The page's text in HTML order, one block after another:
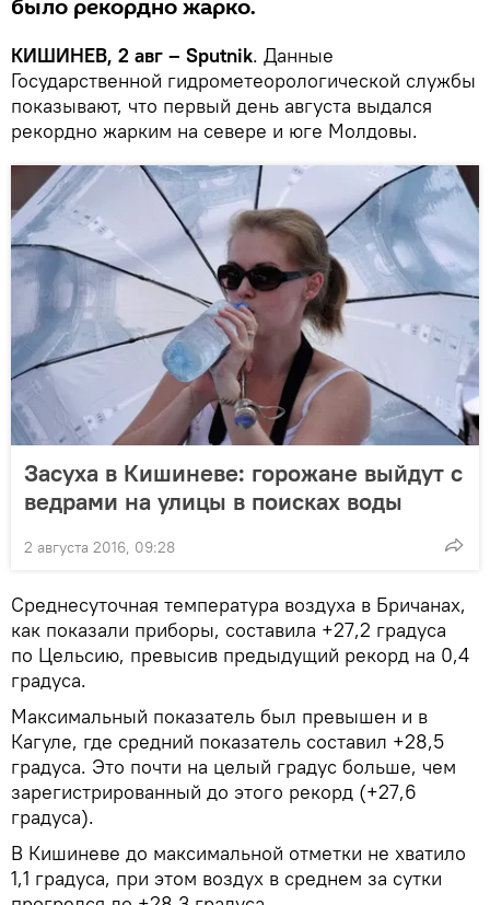
было рекордно жарко.
КИШИНЕВ, 2 авг – Sputnik. Данные
Государственной гидрометеорологической службы
показывают, что первый день августа выдался
рекордно жарким на севере и юге Молдовы.
Засуха в Кишиневе: горожане выйдут с
ведрами на улицы в поисках воды
2 августа 2016, 09:28
Среднесуточная температура воздуха в Бричанах,
как показали приборы, составила +27,2 градуса
по Цельсию, превысив предыдущий рекорд на 0,4
градуса.
Максимальный показатель был превышен и в
Кагуле, где средний показатель составил +28,5
градуса. Это почти на целый градус больше, чем
зарегистрированный до этого рекорд (+27,6
градуса).
В Кишиневе до максимальной отметки не хватило
1,1 градуса, при этом воздух в среднем за сутки